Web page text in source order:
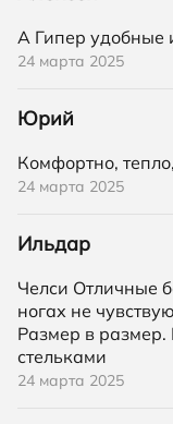
А Гипер удобные
24 марта 2025
Юрий
Комфортно,
24 марта 2025
Ильдар
Челси Отличные
ногах не
Размер в размер.
стельками
24 марта 2025